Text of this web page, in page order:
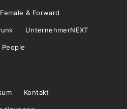
Female & Forward
UnternehmerNEXT
Kontakt